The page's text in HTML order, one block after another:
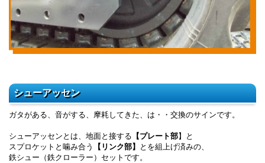
シューアッセン
ガタがある、音がする、摩耗してきた、は・・交換のサインです。
シューアッセンとは、地面と接する 【プレート部】と
スプロケットと噛み合う
【リンク部】
とを組上げ済みの、
鉄シュー（鉄クローラー）セットです。